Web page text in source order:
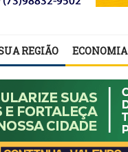
REGIÃO ECONOMIA